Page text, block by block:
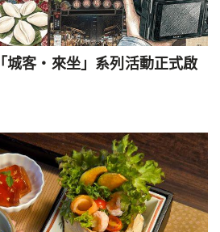
城客・來坐」系列活動正式啟